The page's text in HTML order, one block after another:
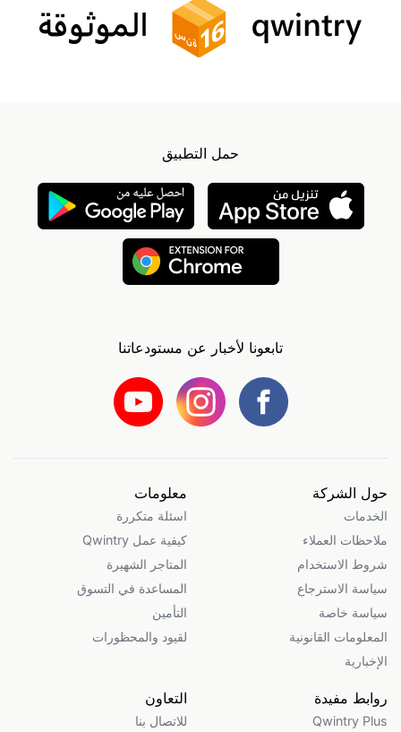
حمل التطبيق
تابعونا لأخبار عن مستودعاتنا
حول الشركة
الخدمات
ملاحظات العملاء
شروط الاستخدام
سياسة الاسترجاع
سياسة خاصة
المعلومات القانونية
الإخبارية
معلومات
اسئلة متكررة
كيفية عمل Qwintry
المتاجر الشهيرة
المساعدة في التسوق
التأمين
لقيود والمحظورات
روابط مفيدة
Qwintry Plus
التعاون
للاتصال بنا